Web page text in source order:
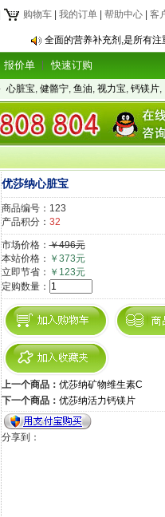
购物车 我的订单 帮助中心 客
全面的营养补充剂,是所有
报价单 快速订购
心脏宝, 健骼宁, 鱼油, 视力宝, 钙镁片,
优莎纳心脏宝
商品编号：123
产品积分： 32
市场价格：￥496元
本站价格： ￥373元
立即节省： ￥123元
定购数量：
上一个商品： 优莎纳矿物维生素C
下一个商品： 优莎纳活力钙镁片
分享到：